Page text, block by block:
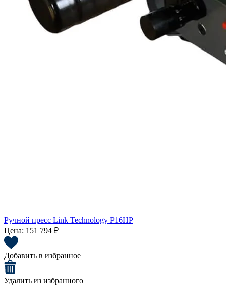
Ручной пресс Link Technology P16HP
Цена: 151 794 ₽
Добавить в избранное
Удалить из избранного